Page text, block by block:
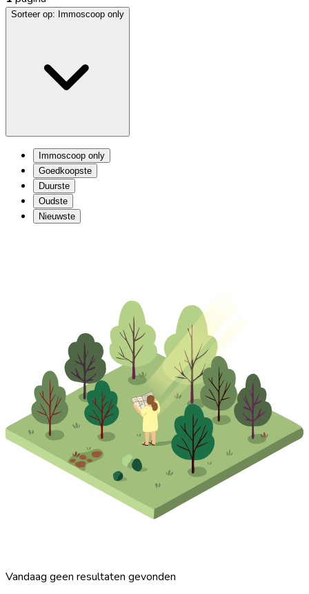
Sorteer op: Immoscoop only
Immoscoop only
Goedkoopste
Duurste
Oudste
Nieuwste
Vandaag geen resultaten gevonden